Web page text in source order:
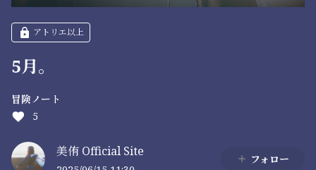
アトリエ以上
5月。
冒険ノート
5
美侑 Official Site フォロー